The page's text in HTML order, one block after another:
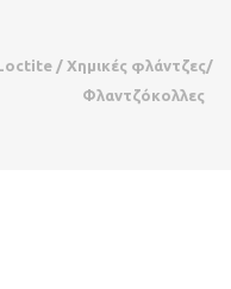
/ Χημικές φλάντζες/
Φλαντζόκολλες